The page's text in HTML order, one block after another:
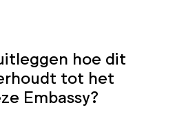
hoe dit
tot het
Embassy?